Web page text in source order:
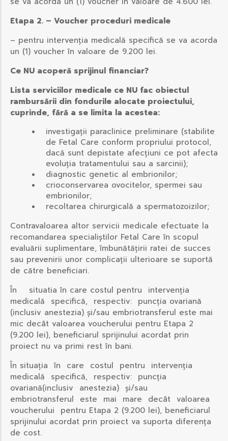
Etapa 2. – Voucher proceduri medicale
– pentru intervenția medicală specifică se va acorda
un (1) voucher în valoare de 9.200 lei.
Ce NU acoperă sprijinul financiar?
Lista serviciilor medicale ce NU fac obiectul
rambursării din fondurile alocate proiectului,
cuprinde, fără a se limita la acestea:
investigații paraclinice preliminare (stabilite
de Fetal Care conform propriului protocol,
dacă sunt depistate afecțiuni ce pot afecta
evoluția tratamentului sau a sarcinii);
diagnostic genetic al embrionilor;
crioconservarea ovocitelor, spermei sau
embrionilor;
recoltarea chirurgicală a spermatozoizilor;
Contravaloarea altor servicii medicale efectuate la
recomandarea specialiștilor Fetal Care în scopul
evaluării suplimentare, îmbunătățirii ratei de succes
sau prevenirii unor complicații ulterioare se suportă
de către beneficiari.
În situatia în care costul pentru intervenția
medicală specifică, respectiv: puncția ovariană
(inclusiv anestezia) și/sau embriotransferul este mai
mic decât valoarea voucherului pentru Etapa 2
(9.200 lei), beneficiarul sprijinului acordat prin
proiect nu va primi rest în bani.
În situația în care costul pentru intervenția
medicală specifică, respectiv: puncția
ovariană(inclusiv anestezia) și/sau
embriotransferul este mai mare decât valoarea
voucherului pentru Etapa 2 (9.200 lei), beneficiarul
sprijinului acordat prin proiect va suporta diferența
de cost.